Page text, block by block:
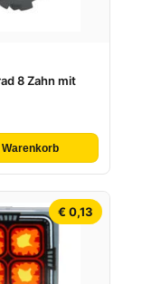
8 Zahn mit
Warenkorb
€ 0,13